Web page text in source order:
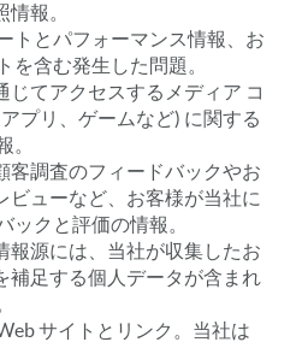
報。
トとパフォーマンス情報、お
を含む発生した問題。
じてアクセスするメディア コ
プリ、ゲームなど) に関する
。
客調査のフィードバックやお
ビューなど、お客様が当社に
ックと評価の情報。
報源には、当社が収集したお
補足する個人データが含まれ
サイトとリンク。当社は